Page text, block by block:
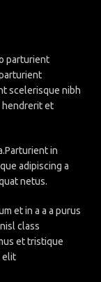
parturient
scelerisque nibh
hendrerit et
in
adipiscing a
netus.
et in a a a purus
class
et tristique
elit